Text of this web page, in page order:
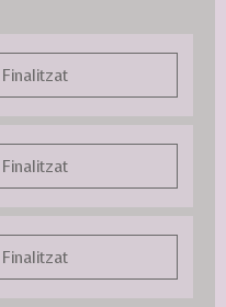
Finalitzat
Finalitzat
Finalitzat